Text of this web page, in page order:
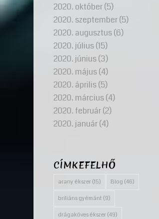
2020. október(5)
2020. szeptember(5)
2020. augusztus(6)
2020. július(15)
2020. június(3)
2020. május(4)
2020. április(5)
2020. március(4)
2020. február(2)
2020. január(4)
CÍMKEFELHŐ
arany ékszer (15) Blog (46)
briliáns gyémánt (9)
drágaköves ékszer (49)